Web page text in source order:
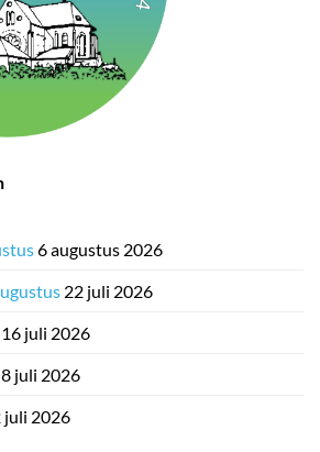
6 augustus 2026
22 juli 2026
16 juli 2026
8 juli 2026
juli 2026